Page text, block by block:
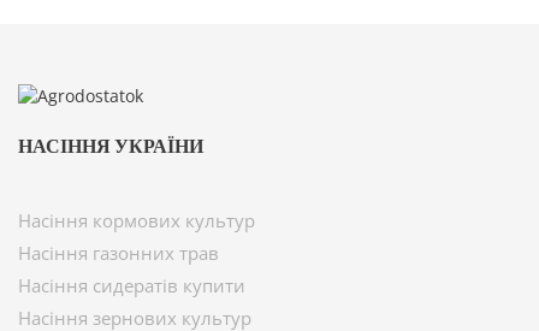
НАСІННЯ УКРАЇНИ
Насіння кормових культур
Насіння газонних трав
Насіння сидератів купити
Насіння зернових культур